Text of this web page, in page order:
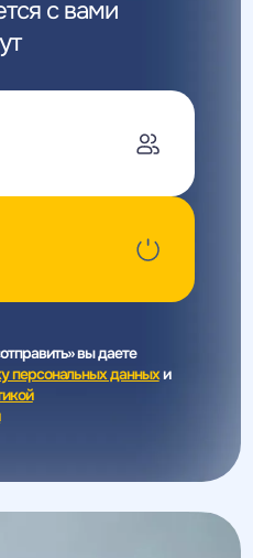
с вами
вы даете
персональных данныхи